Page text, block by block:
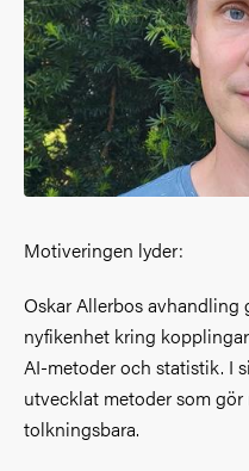
Motiveringen lyder:
Oskar Allerbos avhandling
nyfikenhet kring
AI-metoder och statistik. I
utvecklat metoder som
tolkningsbara.